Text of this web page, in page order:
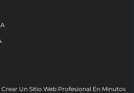
Un Sitio Web Profesional En Minutos